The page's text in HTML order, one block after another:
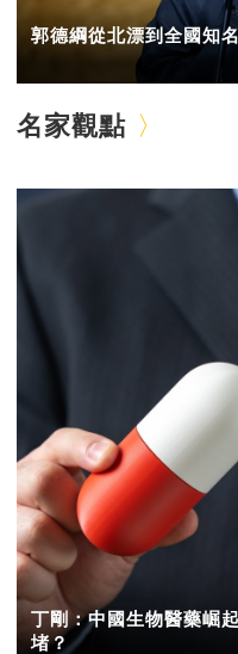
郭德綱從北漂到全國知
名家觀點
丁剛：中國生物醫藥崛
堵？